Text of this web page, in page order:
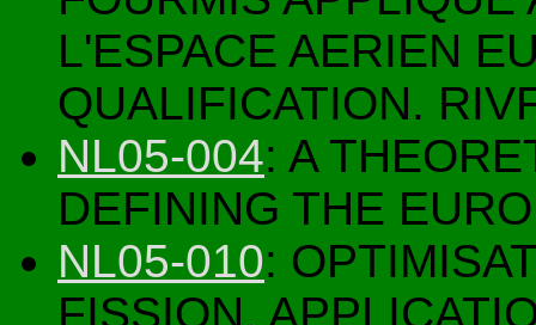
L'ESPACE AERIEN
QUALIFICATION.
NL05-004: A
DEFINING THE
NL05-010:
FISSION.